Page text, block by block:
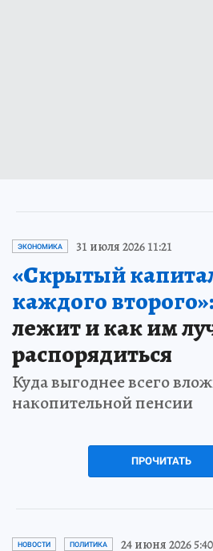
ЭКОНОМИКА 31 июля 2026 11:21
«Скрытый
каждого второго»:
лежит и как им
распорядиться
Куда выгоднее всего
накопительной пенсии
ПРОЧИТАТЬ
НОВОСТИ ПОЛИТИКА 24 июня 2026 5:40